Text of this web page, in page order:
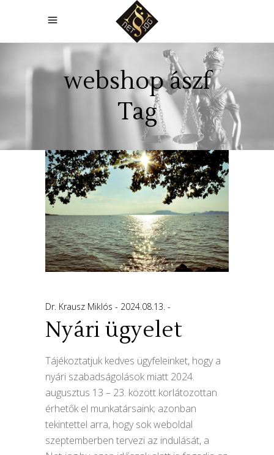
webshop ászf
Tag
Dr. Krausz Miklós 2024.08.13.
Nyári ügyelet
Tájékoztatjuk kedves ügyfeleinket, hogy a
nyári szabadságolások miatt 2024.
augusztus 13 – 23. között korlátozottan
érhetők el munkatársaink; azonban
tekintettel arra, hogy sok weboldal
szeptemberben tervezi az indulását, a